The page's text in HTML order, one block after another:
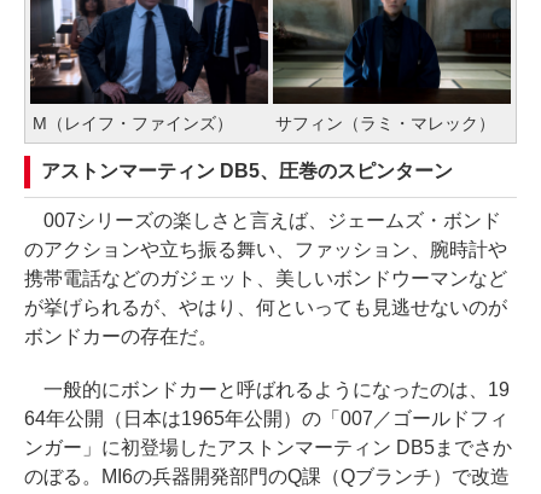
M（レイフ・ファインズ） サフィン（ラミ・マレック）
アストンマーティン DB5、圧巻のスピンターン
007シリーズの楽しさと言えば、ジェームズ・ボンド
のアクションや立ち振る舞い、ファッション、腕時計や
携帯電話などのガジェット、美しいボンドウーマンなど
が挙げられるが、やはり、何といっても見逃せないのが
ボンドカーの存在だ。
一般的にボンドカーと呼ばれるようになったのは、19
64年公開（日本は1965年公開）の「007／ゴールドフィ
ンガー」に初登場したアストンマーティン DB5までさか
のぼる。MI6の兵器開発部門のQ課（Qブランチ）で改造